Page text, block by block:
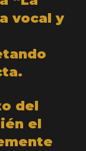
vocal y
del
el